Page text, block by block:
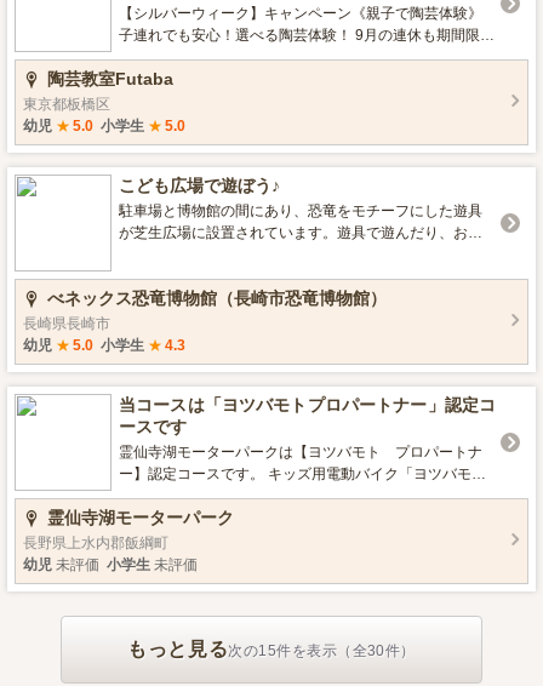
【シルバーウィーク】キャンペーン《親子で陶芸体験》
子連れでも安心！選べる陶芸体験！ 9月の連休も期間限定
キャンペーン実施中！ ■秋のお休みに自宅で過ごすのはも
ったいないことです！休日はどこへお出かけしますか？
型のレジャー施設です。 雨の日でも安心の屋内型施設の
ため、突然の雨が降ってしまっても安心です。 ご家族の
お出かけには、子どもがよろこぶ「陶芸体験」でみんな
で楽しくおでかけしましょう。 みんなで楽しく制作した
作品は、もちろん食器としてもお使いいただけますの
で、作った後でも２度目の楽しみも味わえます。 粘土遊
鳥。 気がつくと、子供だけでなく、お父さん、お母さん
も真剣に焼きもの作りに熱中していらっしゃいますよ！
や、親子で楽しめる体験型のレジャーは家族での旅行や
休日のお出かけにおすすめです。その中でも小さなお子
様でも楽しめ、形あるものが残る陶芸体験は親子での思
い出作りに最適です。シルバーウィークにご家族で一緒
に参加する場合には何を作ろうかと親子で話合うのも楽
しみの一つになります。 陶芸体験は親子で楽しめるだけ
でなく、作る喜びやどんな風に仕上がるかというワクワ
かけにも陶芸体験が人気》 詳細は、公式HPをご覧くださ
い お申し込みも公式HP（陶芸教室Futaba）から
陶芸教室Futaba
東京都板橋区
幼児 ★ 5.0 小学生 ★ 5.0
こども広場で遊ぼう♪
駐車場と博物館の間にあり、恐竜をモチーフにした遊具
が芝生広場に設置されています。遊具で遊んだり、お散
が楽しめる場所です。
べネックス恐竜博物館（長崎市恐竜博物館）
長崎県長崎市
幼児 ★ 5.0 小学生 ★ 4.3
当コースは「ヨツバモトプロパートナー」認定コ
ースです
霊仙寺湖モーターパークは【ヨツバモト プロパートナ
ー】認定コースです。 キッズ用電動バイク「ヨツバモ
ト」車両を、見て・触れて・乗って・走れる... 体験走行
から、車体の購入、そしてメンテナンスやアフターサポ
ートまでを一貫して 応援することができるショップ・コ
ースとしてメーカー【プロパートナー】認定を受けた 安
心のダートコースです。 バイクに乗ってみたい！ なにか
ぜひ、コースでホンモノのヨツバモトに触れてみません
霊仙寺湖モーターパーク
長野県上水内郡飯綱町
幼児 未評価 小学生 未評価
もっと見る次の15件を表示（全30件）